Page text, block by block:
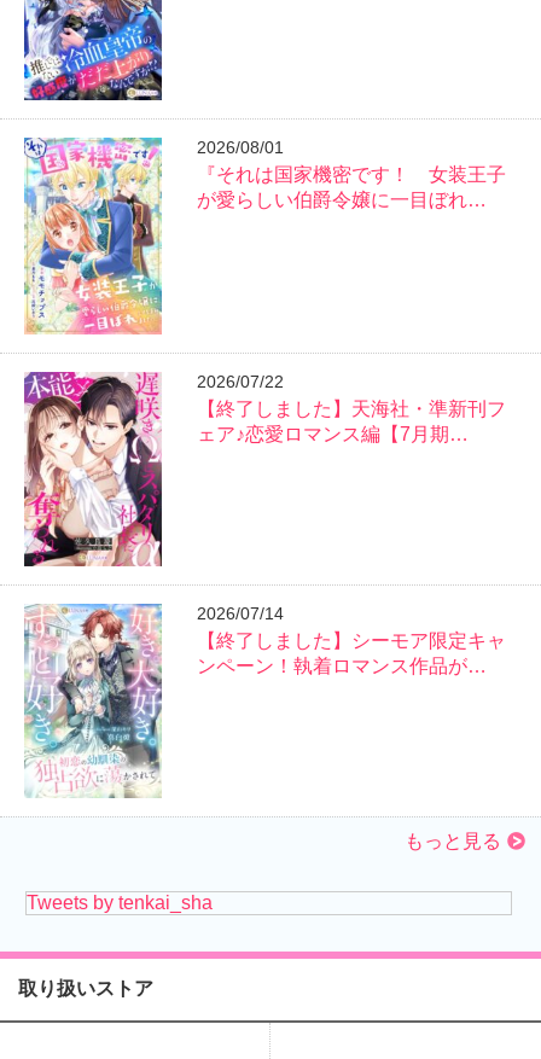
2026/08/01
『それは国家機密です！ 女装王子
が愛らしい伯爵令嬢に一目ぼれ…
2026/07/22
【終了しました】天海社・準新刊フ
ェア♪恋愛ロマンス編【7月期…
2026/07/14
【終了しました】シーモア限定キャ
ンペーン！執着ロマンス作品が…
もっと見る
Tweets by tenkai_sha
取り扱いストア